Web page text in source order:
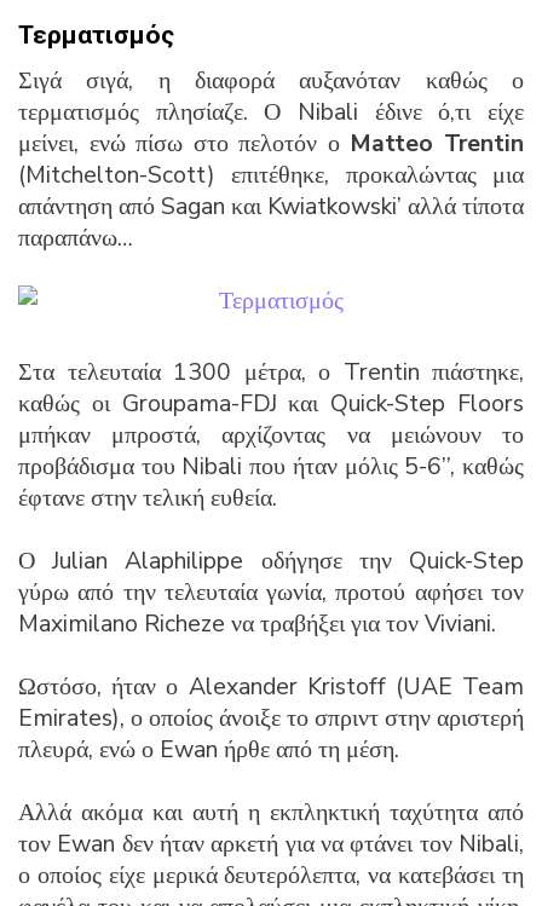
Τερματισμός
Σιγά σιγά, η διαφορά αυξανόταν καθώς ο
τερματισμός πλησίαζε. Ο Nibali έδινε ό,τι είχε
μείνει, ενώ πίσω στο πελοτόν οMatteo Trentin
(Mitchelton-Scott) επιτέθηκε, προκαλώντας μια
απάντηση από Sagan και Kwiatkowski’ αλλά τίποτα
παραπάνω…
Στα τελευταία 1300 μέτρα, ο Trentin πιάστηκε,
καθώς οι Groupama-FDJ και Quick-Step Floors
μπήκαν μπροστά, αρχίζοντας να μειώνουν το
προβάδισμα του Nibali που ήταν μόλις 5-6’’, καθώς
έφτανε στην τελική ευθεία.
Ο Julian Alaphilippe οδήγησε την Quick-Step
γύρω από την τελευταία γωνία, προτού αφήσει τον
Maximilano Richeze να τραβήξει για τον Viviani.
Ωστόσο, ήταν ο Alexander Kristoff (UAE Team
Emirates), ο οποίος άνοιξε το σπριντ στην αριστερή
πλευρά, ενώ ο Ewan ήρθε από τη μέση.
Αλλά ακόμα και αυτή η εκπληκτική ταχύτητα από
τον Ewan δεν ήταν αρκετή για να φτάνει τον Nibali,
ο οποίος είχε μερικά δευτερόλεπτα, να κατεβάσει τη